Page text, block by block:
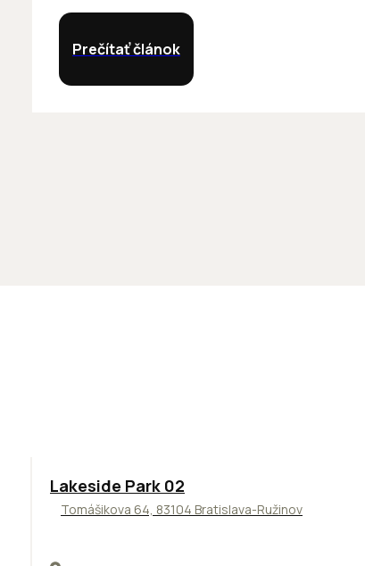
Prečítať článok
ODPORÚČAME
Lakeside Park 02
Tomášikova 64, 83104 Bratislava-Ružinov